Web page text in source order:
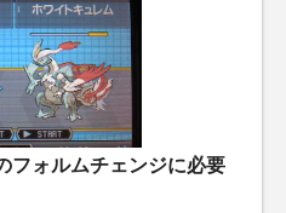
フォルムチェンジに必要